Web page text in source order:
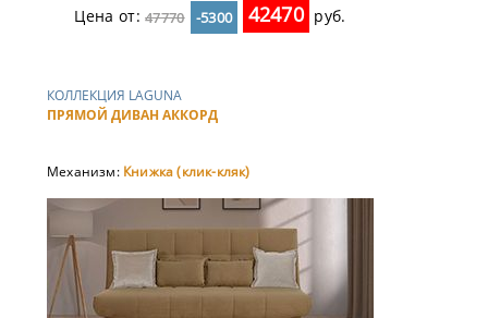
Цена от:47770 -5300 42470 руб.
КОЛЛЕКЦИЯ LAGUNA
ПРЯМОЙ ДИВАН АККОРД
Механизм: Книжка (клик-кляк)